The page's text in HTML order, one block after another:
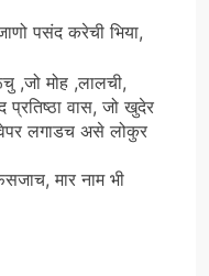
पसंद करेची भिया,
,जो मोह ,लालची,
वास, जो खुदेर
लगाडच असे लोकुर
मार नाम भी